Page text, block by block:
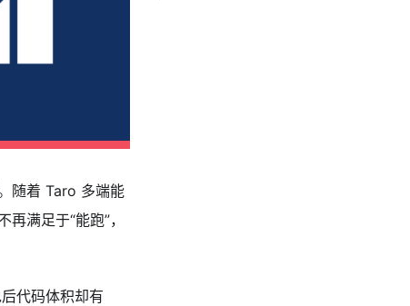
随着 Taro 多端能
满足于“能跑”，
代码体积却有